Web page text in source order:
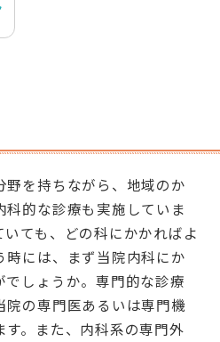
野を持ちながら、地域のか
的な診療も実施していま
ても、どの科にかかればよ
時には、まず当院内科にか
しょうか。専門的な診療
院の専門医あるいは専門機
。また、内科系の専門外